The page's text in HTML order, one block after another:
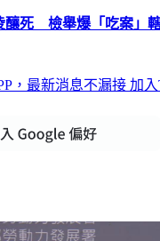
釀死 檢舉爆「吃案」轄
，最新消息不漏接